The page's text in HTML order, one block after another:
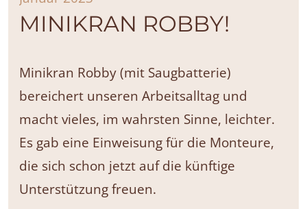
MINIKRAN ROBBY!
Minikran Robby (mit Saugbatterie)
bereichert unseren Arbeitsalltag und
macht vieles, im wahrsten Sinne, leichter.
Es gab eine Einweisung für die Monteure,
die sich schon jetzt auf die künftige
Unterstützung freuen.